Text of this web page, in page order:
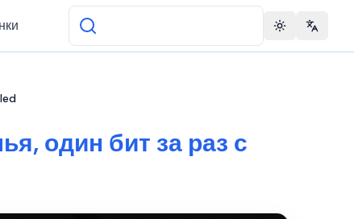
Toggle theme
один бит за раз с